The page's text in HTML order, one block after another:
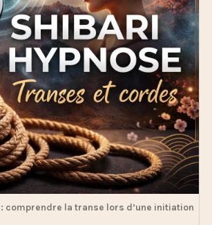
comprendre la transe lors d’une initiation